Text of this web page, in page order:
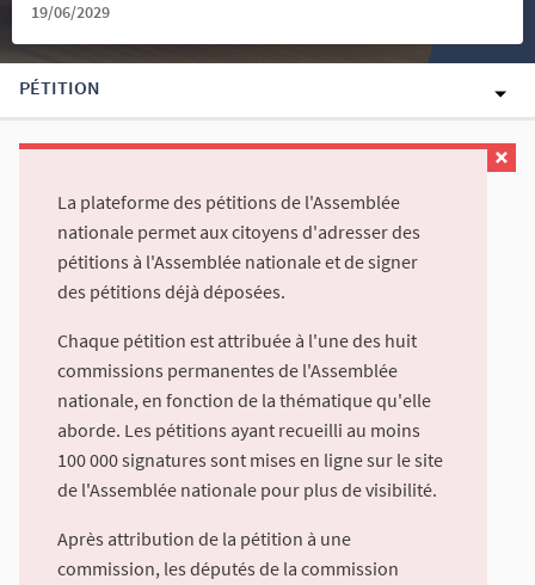
19/06/2029
PÉTITION
La plateforme des pétitions de l'Assemblée
nationale permet aux citoyens d'adresser des
pétitions à l'Assemblée nationale et de signer
des pétitions déjà déposées.
Chaque pétition est attribuée à l'une des huit
commissions permanentes de l'Assemblée
nationale, en fonction de la thématique qu'elle
aborde. Les pétitions ayant recueilli au moins
100 000 signatures sont mises en ligne sur le site
de l'Assemblée nationale pour plus de visibilité.
Après attribution de la pétition à une
commission, les députés de la commission